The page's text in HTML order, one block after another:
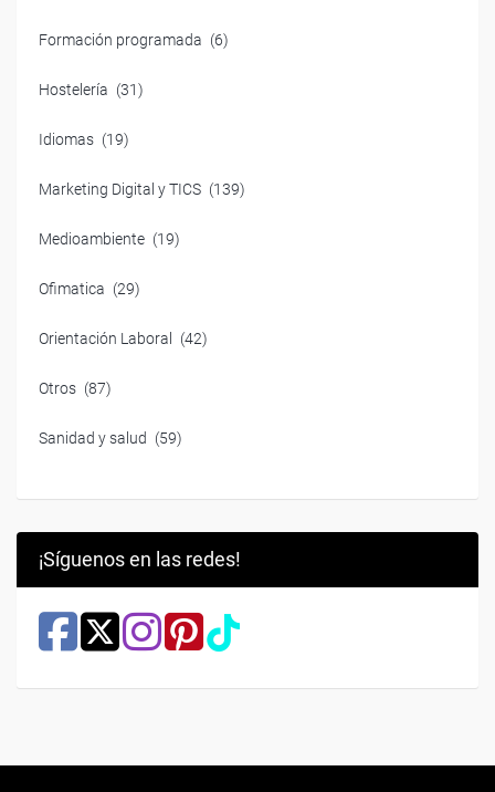
Formación programada (6)
Hostelería (31)
Idiomas (19)
Marketing Digital y TICS (139)
Medioambiente (19)
Ofimatica (29)
Orientación Laboral (42)
Otros (87)
Sanidad y salud (59)
¡Síguenos en las redes!